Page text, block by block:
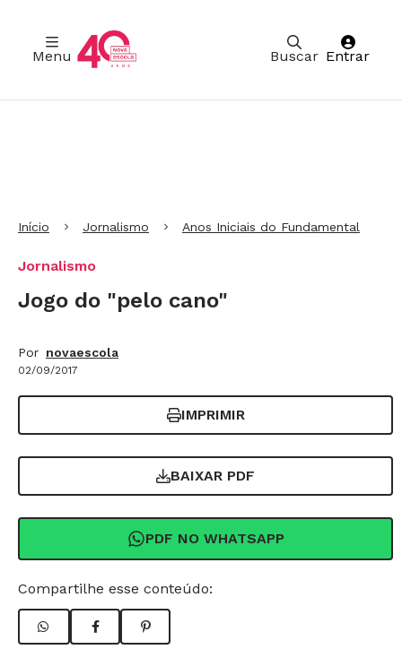
Buscar
Menu Entrar
Início Jornalismo Anos Iniciais do Fundamental
Jornalismo
Jogo do "pelo cano"
Por novaescola
02/09/2017
IMPRIMIR
BAIXAR PDF
PDF NO WHATSAPP
Compartilhe esse conteúdo: